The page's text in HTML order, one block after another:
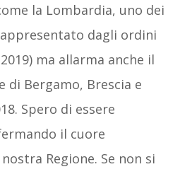
la Lombardia, uno dei
dagli ordini
ma allarma anche il
di Bergamo, Brescia e
Spero di essere
il cuore
Regione. Se non si